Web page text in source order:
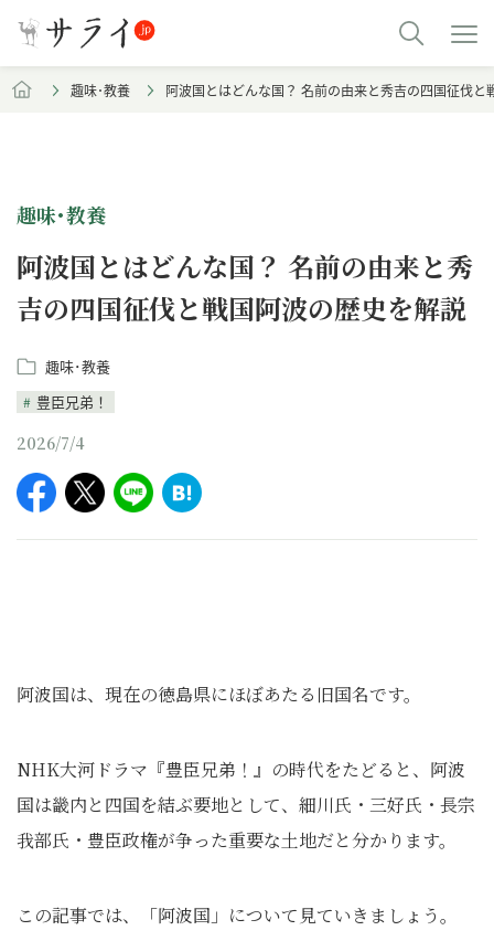
趣味･教養 阿波国とはどんな国？ 名前の由来と秀吉の四国征伐と
趣味･教養
阿波国とはどんな国？ 名前の由来と秀
吉の四国征伐と戦国阿波の歴史を解説
趣味･教養
豊臣兄弟！
2026/7/4
阿波国は、現在の徳島県にほぼあたる旧国名です。
NHK大河ドラマ『豊臣兄弟！』の時代をたどると、阿波
国は畿内と四国を結ぶ要地として、細川氏・三好氏・長宗
我部氏・豊臣政権が争った重要な土地だと分かります。
この記事では、「阿波国」について見ていきましょう。